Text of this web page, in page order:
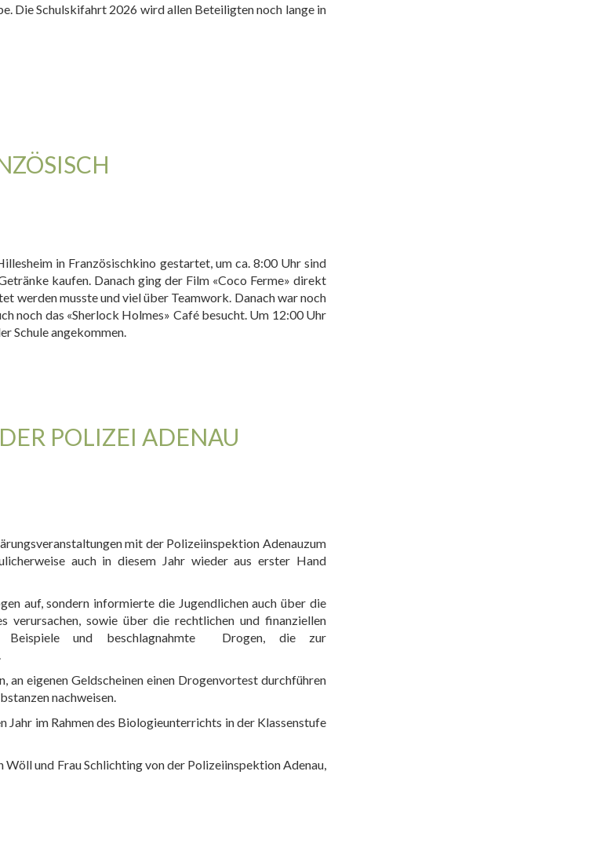
Die Schulskifahrt 2026 wird allen Beteiligten noch lange in
in Französischkino gestartet, um ca. 8:00 Uhr sind
kaufen. Danach ging der Film «Coco Ferme» direkt
werden musste und viel über Teamwork. Danach war noch
noch das «Sherlock Holmes» Café besucht. Um 12:00 Uhr
Schule angekommen.
POLIZEI ADENAU
veranstaltungenmit der Polizeiinspektion Adenauzum
auch in diesem Jahr wiederaus erster Hand
auf, sondern informierte die Jugendlichen auch über die
verursachen, sowie über die rechtlichen und finanziellen
Beispiele und beschlagnahmte Drogen, die zur
an eigenen Geldscheinen einen Drogenvortest durchführen
nachweisen.
Jahr im Rahmen des Biologieunterrichts inder Klassenstufe
Wöllund Frau Schlichtingvon der PolizeiinspektionAdenau,